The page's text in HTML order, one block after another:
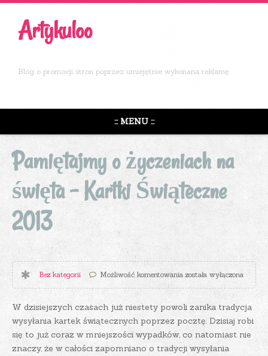
Artykuloo
Blog o promocji stron poprzez umiejętnie wykonaną reklamę
::: MENU :::
Pamiętajmy o życzeniach na
święta – Kartki Świąteczne
2013
Bez kategorii Możliwość komentowaniaPamiętajmy o
została wyłączona
W dzisiejszych czasach już niestety powoli zanika tradycja
wysyłania kartek świątecznych poprzez pocztę. Dzisiaj robi
się to już coraz w mniejszości wypadków, co natomiast nie
znaczy, że w całości zapomniano o tradycji wysyłania